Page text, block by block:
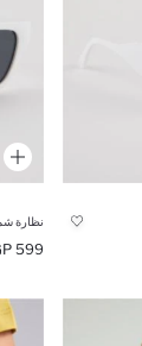
نظارة
599 EGP